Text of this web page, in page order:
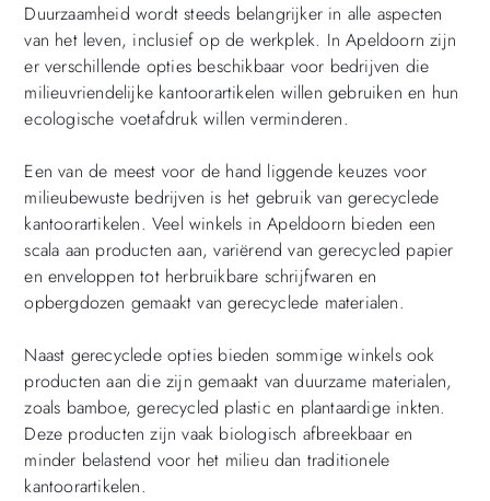
Duurzaamheid wordt steeds belangrijker in alle aspecten
van het leven, inclusief op de werkplek. In Apeldoorn zijn
er verschillende opties beschikbaar voor bedrijven die
milieuvriendelijke kantoorartikelen willen gebruiken en hun
ecologische voetafdruk willen verminderen.
Een van de meest voor de hand liggende keuzes voor
milieubewuste bedrijven is het gebruik van gerecyclede
kantoorartikelen. Veel winkels in Apeldoorn bieden een
scala aan producten aan, variërend van gerecycled papier
en enveloppen tot herbruikbare schrijfwaren en
opbergdozen gemaakt van gerecyclede materialen.
Naast gerecyclede opties bieden sommige winkels ook
producten aan die zijn gemaakt van duurzame materialen,
zoals bamboe, gerecycled plastic en plantaardige inkten.
Deze producten zijn vaak biologisch afbreekbaar en
minder belastend voor het milieu dan traditionele
kantoorartikelen.